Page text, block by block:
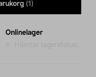
(1)
Onlinelager